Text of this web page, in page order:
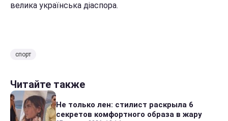
велика українська діаспора.
спорт
Читайте также
Не только лен: стилист раскрыла 6
секретов комфортного образа в жару